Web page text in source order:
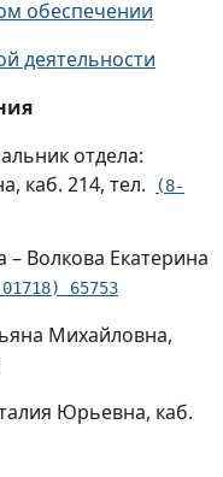
обеспечении
деятельности
отдела:
каб. 214, тел.
(8-
– Волкова Екатерина
65753
Михайловна,
Юрьевна, каб.